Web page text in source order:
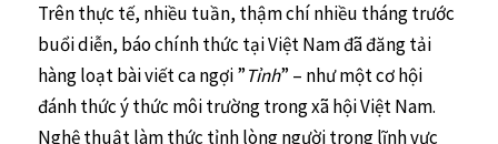
Trên thực tế, nhiều tuần, thậm chí nhiều tháng trước
buổi diễn, báo chính thức tại Việt Nam đã đăng tải
hàng loạt bài viết ca ngợi ”Tỉnh” – như một cơ hội
đánh thức ý thức môi trường trong xã hội Việt Nam.
Nghệ thuật làm thức tỉnh lòng người trong lĩnh vực